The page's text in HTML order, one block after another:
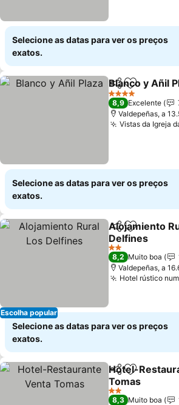
Selecione as datas para ver os preços
exatos.
PartilharAdicionar
Blanco y Añil
4 Estrelas
8,9 Excelente
Valdepeñas, a
Vistas da Igreja
Selecione as datas para ver os preços
exatos.
Escolha popular
PartilharAdicionar
Alojamiento
Delfines
Ver preços
2 Estrelas
8,2 Muito boa
Valdepeñas, a
Hotel rústico
Selecione as datas para ver os preços
exatos.
PartilharAdicionar
Hotel-
Tomas
Ver preços
2 Estrelas
8,3 Muito boa